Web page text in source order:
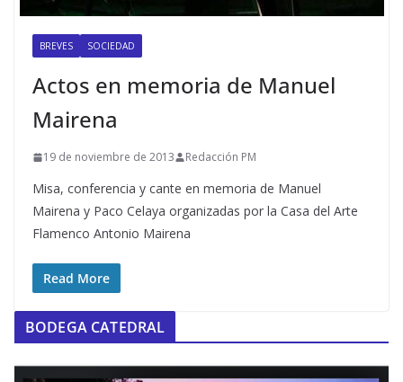
BREVES SOCIEDAD
Actos en memoria de Manuel
Mairena
19 de noviembre de 2013 Redacción PM
Misa, conferencia y cante en memoria de Manuel
Mairena y Paco Celaya organizadas por la Casa del Arte
Flamenco Antonio Mairena
Read More
BODEGA CATEDRAL